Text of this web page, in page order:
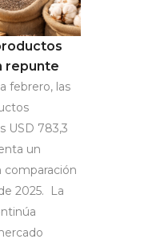
repunte
febrero, las
USD 783,3
un
comparación
2025. La